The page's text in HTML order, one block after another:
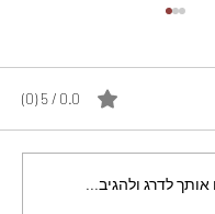
עוגת מייפל
0.0 / 5 ‏(0)
אותך לדרג ולהגיב...